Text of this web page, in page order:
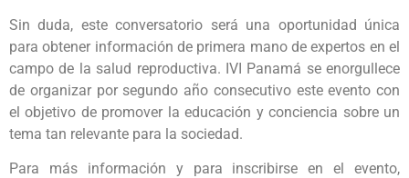
Sin duda, este conversatorio será una oportunidad única
para obtener información de primera mano de expertos en el
campo de la salud reproductiva. IVI Panamá se enorgullece
de organizar por segundo año consecutivo este evento con
el objetivo de promover la educación y conciencia sobre un
tema tan relevante para la sociedad.
Para más información y para inscribirse en el evento,